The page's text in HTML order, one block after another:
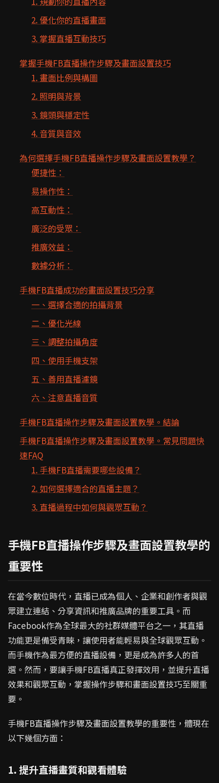
2. 優化你的直播畫面
3. 掌握直播互動技巧
掌握手機FB直播操作步驟及畫面設置技巧
1. 畫面比例與構圖
2. 照明與背景
3. 鏡頭與穩定性
4. 音質與音效
為何選擇手機FB直播操作步驟及畫面設置教學？
便捷性：
易操作性：
高互動性：
廣泛的受眾：
推廣效益：
數據分析：
手機FB直播成功的畫面設置技巧分享
一、選擇合適的拍攝背景
二、優化光線
三、調整拍攝角度
四、使用手機支架
五、善用直播濾鏡
六、注意直播音質
手機FB直播操作步驟及畫面設置教學。結論
手機FB直播操作步驟及畫面設置教學。常見問題快
速FAQ
1. 手機FB直播需要哪些設備？
2. 如何選擇適合的直播主題？
3. 直播過程中如何與觀眾互動？
手機FB直播操作步驟及畫面設置教學的
重要性
在當今數位時代，直播已成為個人、企業和創作者與觀
眾建立連結、分享資訊和推廣品牌的重要工具。而
Facebook作為全球最大的社群媒體平台之一，其直播
功能更是備受青睞，讓使用者能輕易與全球觀眾互動。
而手機作為最方便的直播設備，更是成為許多人的首
選。然而，要讓手機FB直播真正發揮效用，並提升直播
效果和觀眾互動，掌握操作步驟和畫面設置技巧至關重
要。
手機FB直播操作步驟及畫面設置教學的重要性，體現在
以下幾個方面：
1. 提升直播畫質和觀看體驗